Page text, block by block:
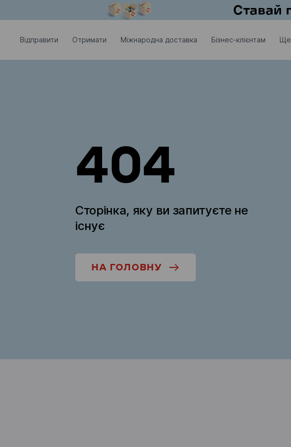
Відправити Отримати Міжнародна доставка Бізнес-клієнтам Ще
404
Сторінка, яку ви запитуєте не
існує
НА ГОЛОВНУ